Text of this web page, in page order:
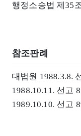
행정소송법 제35
참조판례
대법원 1988.3.8.
1988.10.11. 선고
1989.10.10. 선고